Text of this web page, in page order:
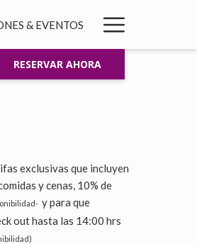
& EVENTOS
Menu
RESERVAR AHORA
exclusivas que incluyen
y cenas, 10% de
y para que
out hasta las 14:00 hrs